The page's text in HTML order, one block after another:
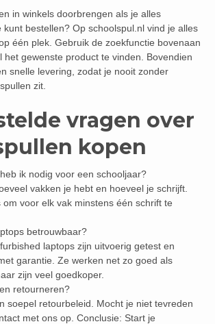
in winkels doorbrengen als je alles
kunt bestellen? Op schoolspul.nl vind je alles
één plek. Gebruik de zoekfunctie bovenaan
het gewenste product te vinden. Bovendien
snelle levering, zodat je nooit zonder
zit.
vragen over
kopen
ik nodig voor een schooljaar?
vakken je hebt en hoeveel je schrijft.
om voor elk vak minstens één schrift te
betrouwbaar?
laptops zijn uitvoerig getest en
garantie. Ze werken net zo goed als
zijn veel goedkoper.
retourneren?
soepel retourbeleid. Mocht je niet tevreden
met ons op. Conclusie: Start je